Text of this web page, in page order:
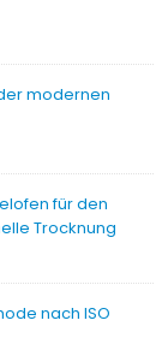
modernen
für den
Trocknung
nach ISO